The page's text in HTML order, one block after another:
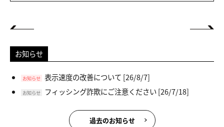
お知らせ
お知らせ 表示速度の改善について [26/8/7]
お知らせ フィッシング詐欺にご注意ください[26/7/18]
過去のお知らせ